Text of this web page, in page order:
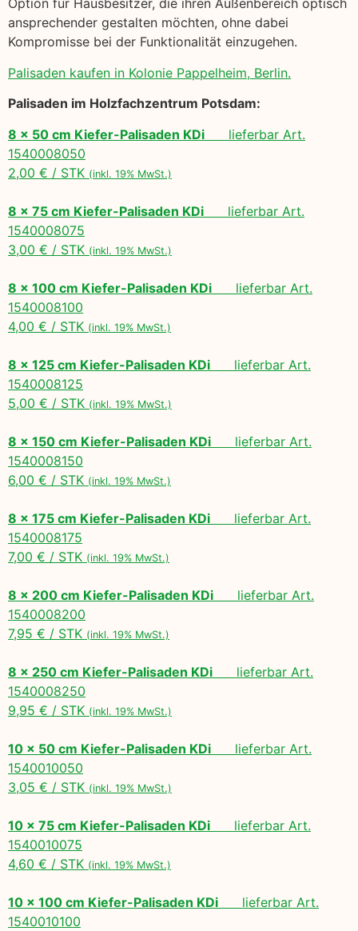
Option für Hausbesitzer, die ihren Außenbereich optisch
ansprechender gestalten möchten, ohne dabei
Kompromisse bei der Funktionalität einzugehen.
Palisaden kaufen in Kolonie Pappelheim, Berlin.
Palisaden im Holzfachzentrum Potsdam:
8 x 50 cm Kiefer-Palisaden KDi lieferbar Art.
1540008050
2,00 € / STK (inkl. 19% MwSt.)
8 x 75 cm Kiefer-Palisaden KDi lieferbar Art.
1540008075
3,00 € / STK (inkl. 19% MwSt.)
8 x 100 cm Kiefer-Palisaden KDi lieferbar Art.
1540008100
4,00 € / STK (inkl. 19% MwSt.)
8 x 125 cm Kiefer-Palisaden KDi lieferbar Art.
1540008125
5,00 € / STK (inkl. 19% MwSt.)
8 x 150 cm Kiefer-Palisaden KDi lieferbar Art.
1540008150
6,00 € / STK (inkl. 19% MwSt.)
8 x 175 cm Kiefer-Palisaden KDi lieferbar Art.
1540008175
7,00 € / STK (inkl. 19% MwSt.)
8 x 200 cm Kiefer-Palisaden KDi lieferbar Art.
1540008200
7,95 € / STK (inkl. 19% MwSt.)
8 x 250 cm Kiefer-Palisaden KDi lieferbar Art.
1540008250
9,95 € / STK (inkl. 19% MwSt.)
10 x 50 cm Kiefer-Palisaden KDi lieferbar Art.
1540010050
3,05 € / STK (inkl. 19% MwSt.)
10 x 75 cm Kiefer-Palisaden KDi lieferbar Art.
1540010075
4,60 € / STK (inkl. 19% MwSt.)
10 x 100 cm Kiefer-Palisaden KDi lieferbar Art.
1540010100